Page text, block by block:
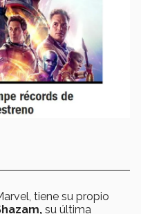
tiene su propio
su última